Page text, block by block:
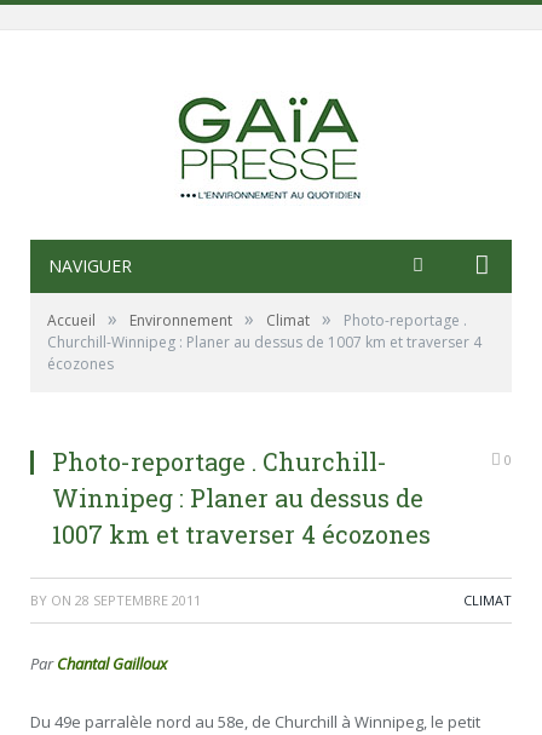
NAVIGUER
Accueil » Environnement » Climat »
Photo-reportage .
Churchill-Winnipeg : Planer au dessus de 1007 km et traverser 4
écozones
Photo-reportage . Churchill-
Winnipeg : Planer au dessus de
1007 km et traverser 4 écozones
0
BY ON 28 SEPTEMBRE 2011 CLIMAT
ParChantal Gailloux
Du 49e parralèle nord au 58e, de Churchill à Winnipeg, le petit